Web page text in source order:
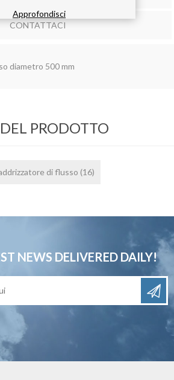
CONTATTACI
diametro 500 mm
PRODOTTO
di flusso (16)
NEWS DELIVERED DAILY!
Approfondisci